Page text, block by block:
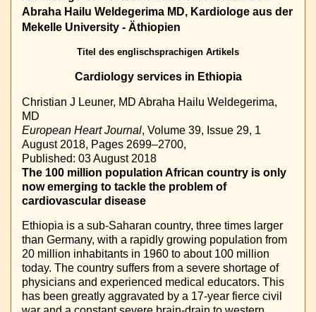
Abraha Hailu Weldegerima MD, Kardiologe aus der
Mekelle University - Äthiopien
Titel des englischsprachigen Artikels
Cardiology services in Ethiopia
Christian J Leuner, MD Abraha Hailu Weldegerima,
MD
European Heart Journal, Volume 39, Issue 29, 1
August 2018, Pages 2699–2700,
Published: 03 August 2018
The 100 million population African country is only
now emerging to tackle the problem of
cardiovascular disease
Ethiopia is a sub-Saharan country, three times larger
than Germany, with a rapidly growing population from
20 million inhabitants in 1960 to about 100 million
today. The country suffers from a severe shortage of
physicians and experienced medical educators. This
has been greatly aggravated by a 17-year fierce civil